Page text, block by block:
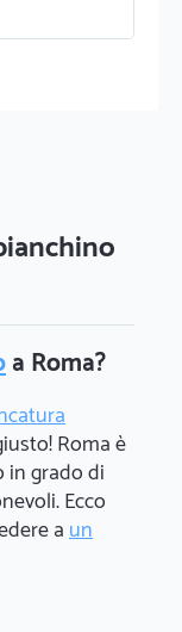
a Roma?
Roma è
in grado di
Ecco
aun